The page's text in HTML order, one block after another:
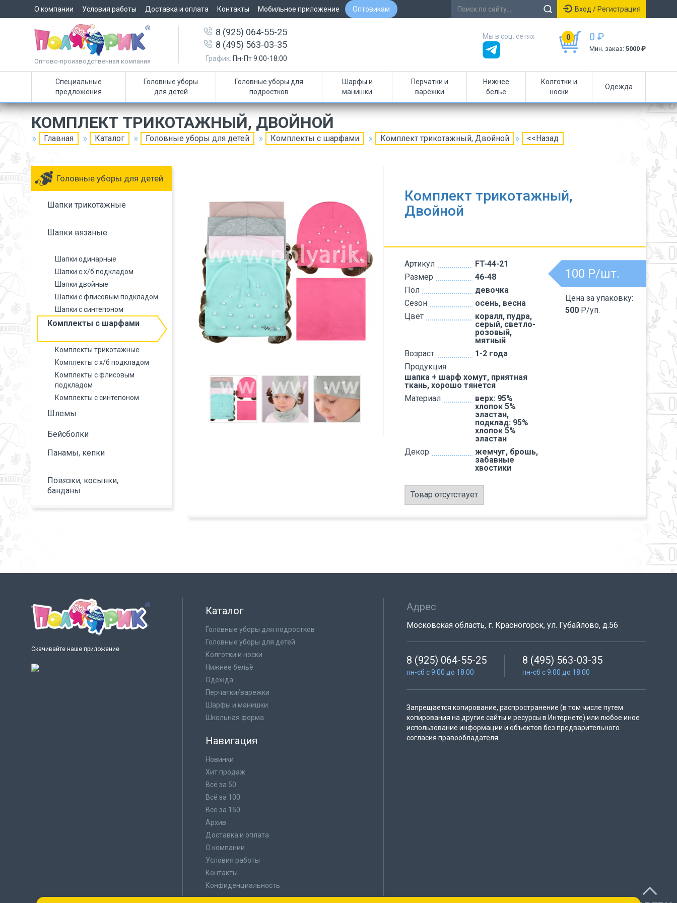
О компании Условия работы Доставка и оплата Контакты Мобильное приложение Оптовикам Вход / Регистрация
Оптово-производственная компания
8 (925) 064-55-25
8 (495) 563-03-35
График: Пн-Пт 9:00-18:00
0 0 ₽
Мин. заказ: 5000 ₽
Мы в соц. сетях
Специальные
предложения
Головные уборы
для детей
Головные уборы для
подростков
Шарфы и
манишки
Перчатки и
варежки
Нижнее
белье
Колготки и
носки
Одежда
КОМПЛЕКТ ТРИКОТАЖНЫЙ, ДВОЙНОЙ
Главная Каталог Головные уборы для детей Комплекты с шарфами Комплект трикотажный, Двойной <<Назад
Головные уборы для детей
Шапки трикотажные
Шапки вязаные
Шапки одинарные
Шапки с х/б подкладом
Шапки двойные
Шапки с флисовым подкладом
Шапки с синтепоном
Комплекты с шарфами
Комплекты трикотажные
Комплекты с х/б подкладом
Комплекты с флисовым
подкладом
Комплекты с синтепоном
Шлемы
Бейсболки
Панамы, кепки
Повязки, косынки,
банданы
Комплект трикотажный,
Двойной
Артикул
FT-44-21
Размер
46-48
Пол
девочка
Сезон
осень, весна
Цвет
коралл, пудра,
серый, светло-
розовый,
мятный
Возраст
1-2 года
Продукция
шапка + шарф хомут, приятная
ткань, хорошо тянется
Материал
верх: 95%
хлопок 5%
эластан,
подклад: 95%
хлопок 5%
эластан
Декор
жемчуг, брошь,
забавные
хвостики
100 Р/шт.
Цена за упаковку:
500 Р/уп.
Товар отсутствует
Скачивайте наше приложение
Каталог
Головные уборы для подростков
Головные уборы для детей
Колготки и носки
Нижнее бельё
Одежда
Перчатки/варежки
Шарфы и манишки
Школьная форма
Навигация
Новинки
Хит продаж
Всё за 50
Всё за 100
Всё за 150
Архив
Доставка и оплата
О компании
Условия работы
Контакты
Конфиденциальность
Адрес
Московская область, г. Красногорск, ул. Губайлово, д.56
8 (925) 064-55-25
пн-сб с 9:00 до 18:00
8 (495) 563-03-35
пн-сб с 9:00 до 18:00
Запрещается копирование, распространение (в том числе путем
копирования на другие сайты и ресурсы в Интернете) или любое иное
использование информации и объектов без предварительного
согласия правообладателя.